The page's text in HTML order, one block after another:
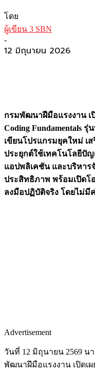
โดย
ผู้เขียน 3 SBN
-
12 มิถุนายน 2026
กรมพัฒนาฝีมือแรงงาน เ
Coding Fundamentals
เขียนโปรแกรมยุคใหม่ เ
ประยุกต์ใช้เทคโนโลยีปั
แอปพลิเคชัน และบริหาร
ประสิทธิภาพ พร้อมเปิดโ
ลงมือปฏิบัติจริง โดยไม่มี
Advertisement
วันที่ 12 มิถุนายน 2569
พัฒนาฝีมือแรงงาน เปิดเ